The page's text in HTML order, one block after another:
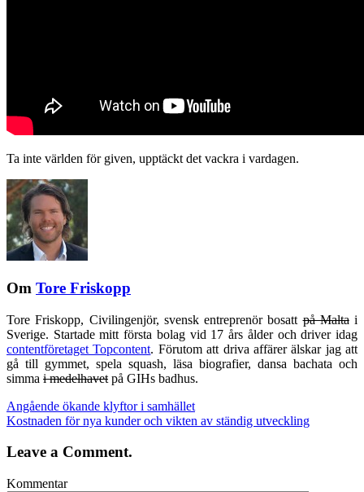
Ta inte världen för given, upptäckt det vackra i vardagen.
Om Tore Friskopp
Tore Friskopp, Civilingenjör, svensk entreprenör bosattpå Maltai
Sverige. Startade mitt första bolag vid 17 års ålder och driver idag
contentföretaget Topcontent. Förutom att driva affärer älskar jag att
gå till gymmet, spela squash, läsa biografier, dansa bachata och
simma i medelhavet på GIHs badhus.
Angående ökande klyftor i samhället
Kostnaden för nya kunder och vikten av ständig utveckling
Leave a Comment.
Kommentar